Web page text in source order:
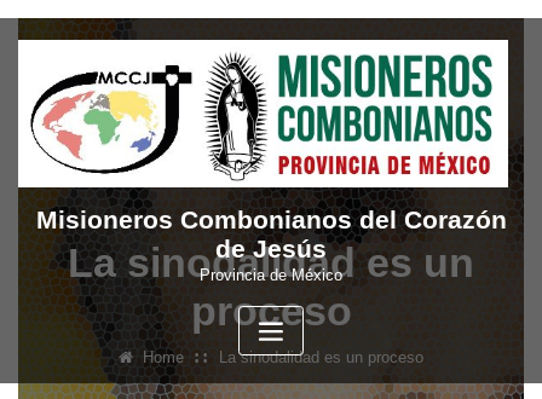
Skip
content
Misioneros Combonianos del Corazón
de Jesús
Provincia de México
La sinodalidad es un
proceso
Home La sinodalidad es un proceso